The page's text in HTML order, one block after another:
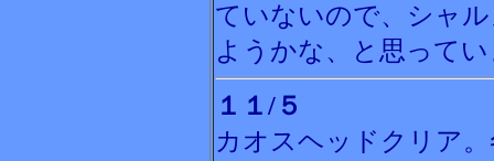
ていないので、シャ
ようかな、と思って
１１/５
カオスヘッドクリア